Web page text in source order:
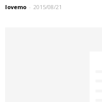
lovemo - 2015/08/21